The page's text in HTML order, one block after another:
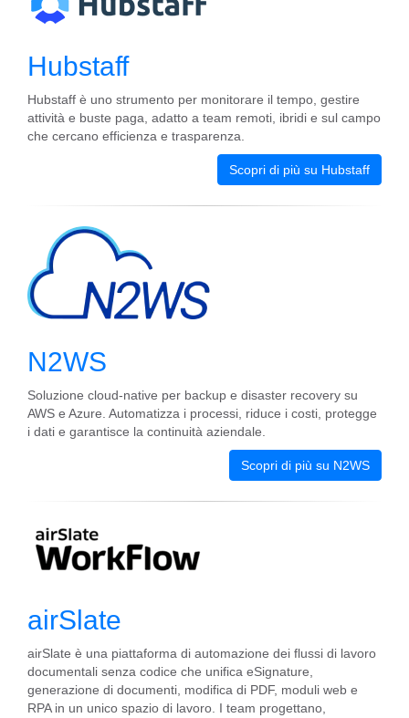
Hubstaff
Hubstaff è uno strumento per monitorare il tempo, gestire
attività e buste paga, adatto a team remoti, ibridi e sul campo
che cercano efficienza e trasparenza.
Scopri di più su Hubstaff
N2WS
Soluzione cloud-native per backup e disaster recovery su
AWS e Azure. Automatizza i processi, riduce i costi, protegge
i dati e garantisce la continuità aziendale.
Scopri di più su N2WS
airSlate
airSlate è una piattaforma di automazione dei flussi di lavoro
documentali senza codice che unifica eSignature,
generazione di documenti, modifica di PDF, moduli web e
RPA in un unico spazio di lavoro. I team progettano,